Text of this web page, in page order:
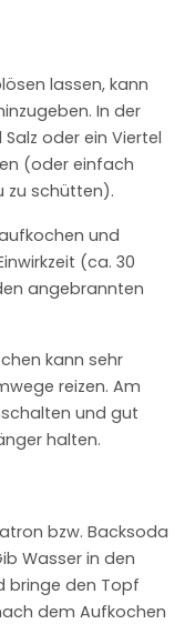
lassen, kann
In der
oder ein Viertel
(oder einfach
zu schütten).
und
(ca. 30
angebrannten
kann sehr
reizen. Am
und gut
halten.
bzw. Backsoda
Wasser in den
bringe den Topf
dem Aufkochen